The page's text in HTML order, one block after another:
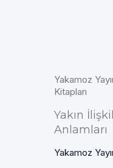
Yakamoz
Kitapları
Yakın
Anlamları
Yakamoz